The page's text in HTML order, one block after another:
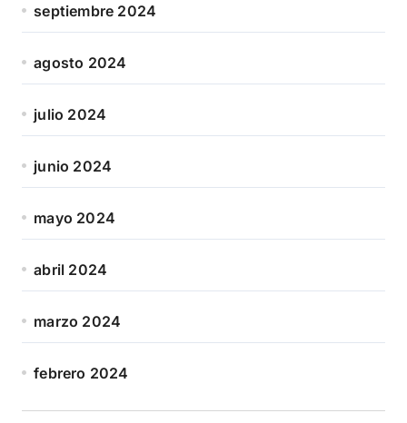
septiembre 2024
agosto 2024
julio 2024
junio 2024
mayo 2024
abril 2024
marzo 2024
febrero 2024